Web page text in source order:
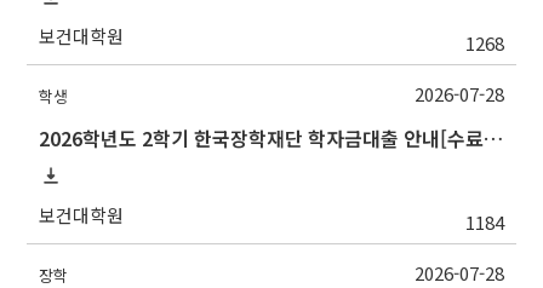
보건대학원 1268
학생
2026학년도 2학기 한국장학재단 학자금대출 안내[수료생(연구생)]
보건대학원 1184
2026-07-28
장학 2026-07-28